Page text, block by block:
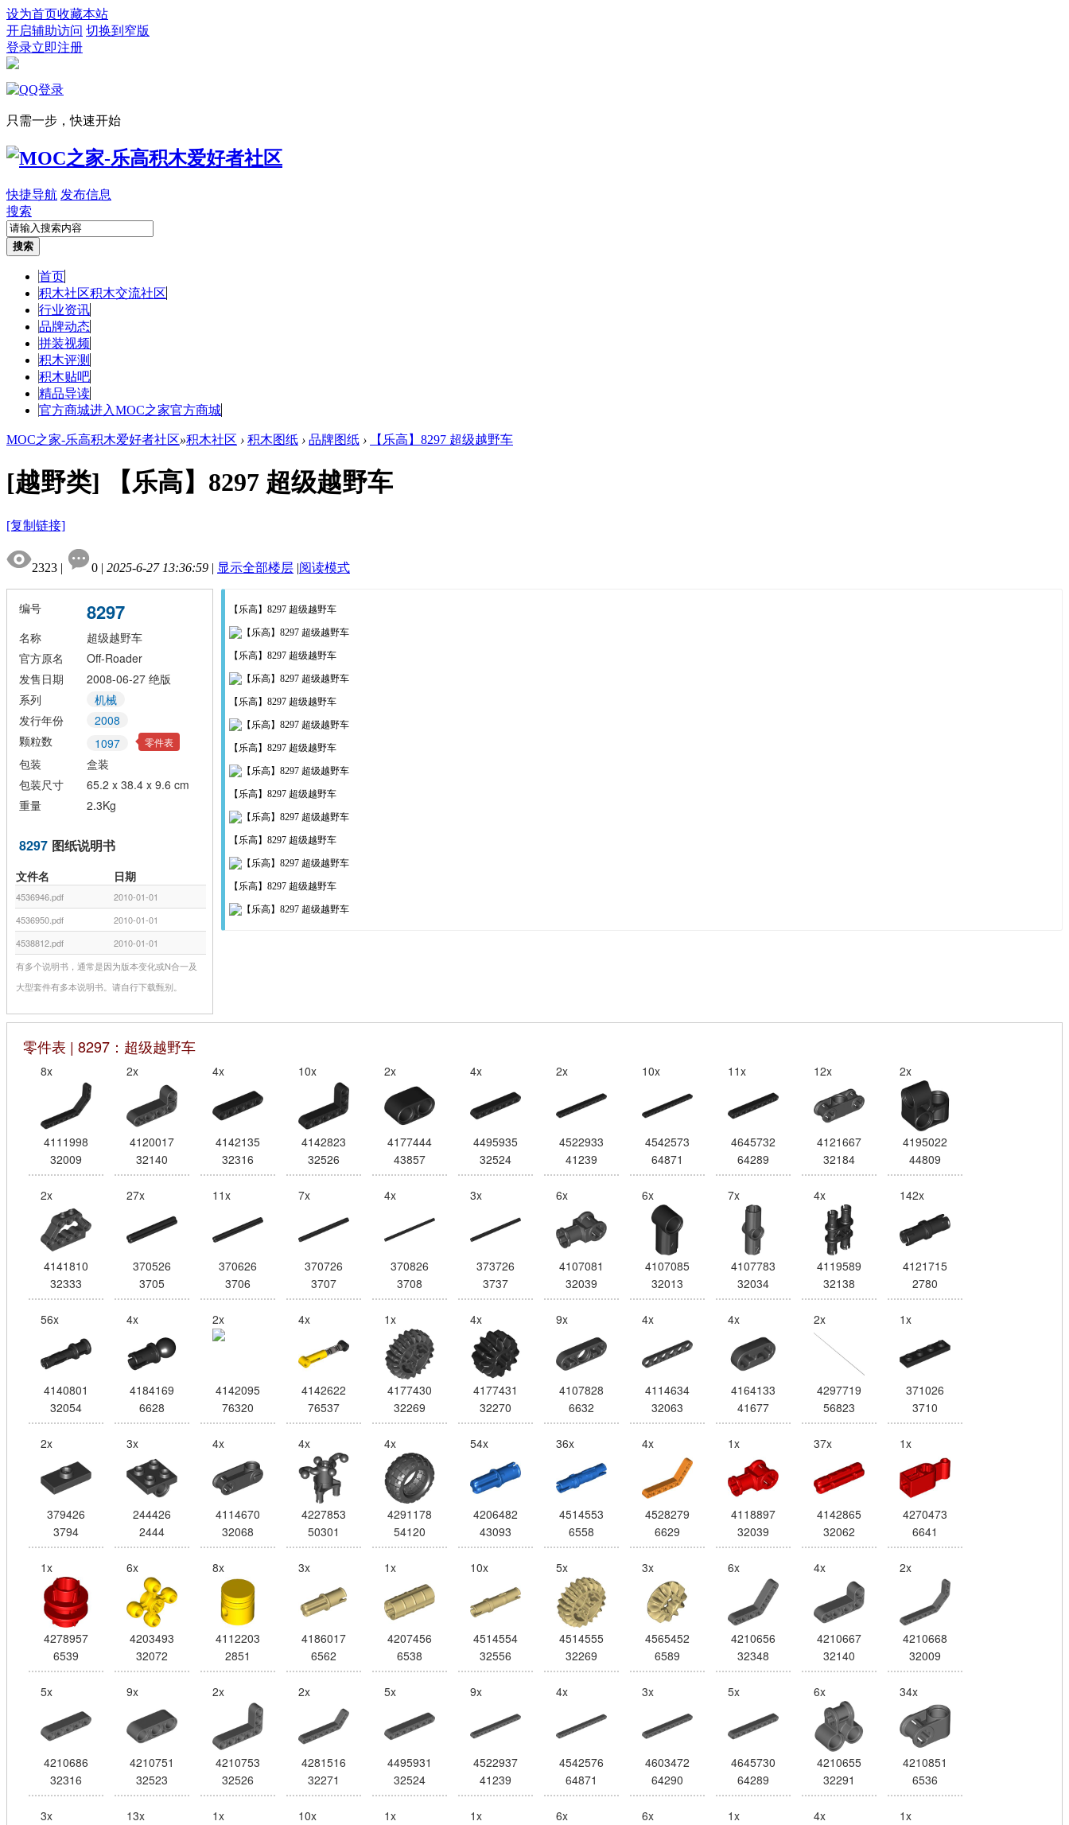
设为首页收藏本站
开启辅助访问 切换到窄版
登录立即注册
只需一步，快速开始
快捷导航 发布信息
搜索
搜索
首页
积木社区积木交流社区
行业资讯
品牌动态
拼装视频
积木评测
积木贴吧
精品导读
官方商城进入MOC之家官方商城
MOC之家-乐高积木爱好者社区»积木社区 › 积木图纸 › 品牌图纸 › 【乐高】8297 超级越野车
[越野类] 【乐高】8297 超级越野车
[复制链接]
2323 | 0 | 2025-6-27 13:36:59 | 显示全部楼层 |阅读模式
编号 8297
名称
超级越野车
官方原名
Off-Roader
发售日期
2008-06-27 绝版
系列
机械
发行年份
2008
颗粒数
1097 零件表
包装
盒装
包装尺寸
65.2 x 38.4 x 9.6 cm
重量
2.3Kg
8297 图纸说明书
文件名 日期
4536946.pdf
2010-01-01
4536950.pdf
2010-01-01
4538812.pdf
2010-01-01
有多个说明书，通常是因为版本变化或N合一及
大型套件有多本说明书。请自行下载甄别。
【乐高】8297 超级越野车
【乐高】8297 超级越野车
【乐高】8297 超级越野车
【乐高】8297 超级越野车
【乐高】8297 超级越野车
【乐高】8297 超级越野车
【乐高】8297 超级越野车
零件表 | 8297：超级越野车
8x
4111998
32009
2x
4120017
32140
4x
4142135
32316
10x
4142823
32526
2x
4177444
43857
4x
4495935
32524
2x
4522933
41239
10x
4542573
64871
11x
4645732
64289
12x
4121667
32184
2x
4195022
44809
2x
4141810
32333
27x
370526
3705
11x
370626
3706
7x
370726
3707
4x
370826
3708
3x
373726
3737
6x
4107081
32039
6x
4107085
32013
7x
4107783
32034
4x
4119589
32138
142x
4121715
2780
56x
4140801
32054
4x
4184169
6628
2x
4142095
76320
4x
4142622
76537
1x
4177430
32269
4x
4177431
32270
9x
4107828
6632
4x
4114634
32063
4x
4164133
41677
2x
4297719
56823
1x
371026
3710
2x
379426
3794
3x
244426
2444
4x
4114670
32068
4x
4227853
50301
4x
4291178
54120
54x
4206482
43093
36x
4514553
6558
4x
4528279
6629
1x
4118897
32039
37x
4142865
32062
1x
4270473
6641
1x
4278957
6539
6x
4203493
32072
8x
4112203
2851
3x
4186017
6562
1x
4207456
6538
10x
4514554
32556
5x
4514555
32269
3x
4565452
6589
6x
4210656
32348
4x
4210667
32140
2x
4210668
32009
5x
4210686
32316
9x
4210751
32523
2x
4210753
32526
2x
4281516
32271
5x
4495931
32524
9x
4522937
41239
4x
4542576
64871
3x
4603472
64290
5x
4645730
64289
6x
4210655
32291
34x
4210851
6536
3x 13x 1x 10x 1x 1x 6x 6x 1x 4x 1x